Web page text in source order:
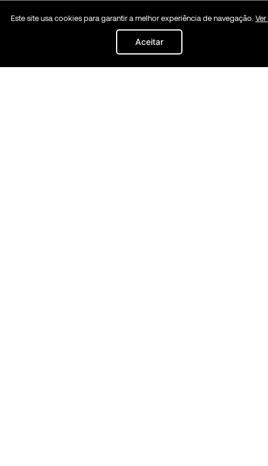
FAQ
Este site usa cookies para garantir a melhor experiência de navegação.
Aceitar